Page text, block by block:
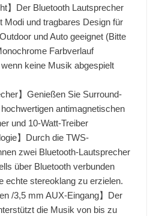
】Der Bluetooth Lautsprecher
Modi und tragbares Design für
und Auto geeignet (Bitte
Farbverlauf
keine Musik abgespielt
】Genießen Sie Surround-
antimagnetischen
und 10-Watt-Treiber
】Durch die TWS-
zwei Bluetooth-Lautsprecher
über Bluetooth verbunden
echte stereoklang zu erzielen.
/3,5 mm AUX-Eingang】Der
die Musik von bis zu